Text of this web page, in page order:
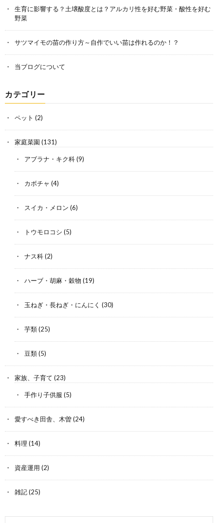
生育に影響する？土壌酸度とは？アルカリ性を好む野菜・酸性を好む
野菜
サツマイモの苗の作り方～自作でいい苗は作れるのか！？
当ブログについて
カテゴリー
ペット (2)
家庭菜園 (131)
アブラナ・キク科(9)
カボチャ (4)
スイカ・メロン (6)
トウモロコシ (5)
ナス科(2)
ハーブ・胡麻・穀物 (19)
玉ねぎ・長ねぎ・にんにく (30)
芋類(25)
豆類(5)
家族、子育て (23)
手作り子供服 (5)
愛すべき田舎、木曽(24)
料理 (14)
資産運用 (2)
雑記(25)